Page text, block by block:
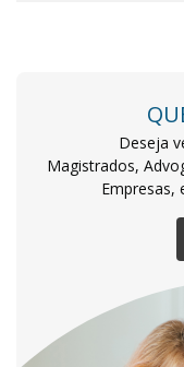
Deseja
Magistrados,
Empresas,